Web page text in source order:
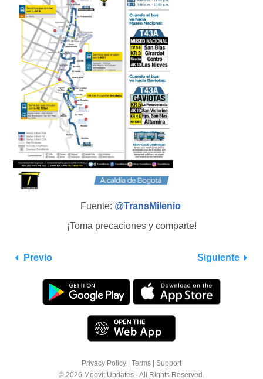
Fuente: @TransMilenio
¡Toma precaciones y comparte!
Previo Siguiente
Privacy Policy Terms
Support
© 2026 Moovit Updates - All Rights Reserved.